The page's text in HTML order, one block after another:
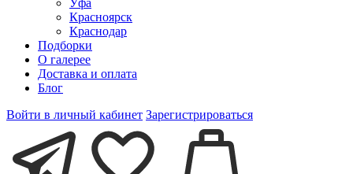
Уфа
Красноярск
Краснодар
Подборки
О галерее
Доставка и оплата
Блог
Войти в личный кабинет Зарегистрироваться